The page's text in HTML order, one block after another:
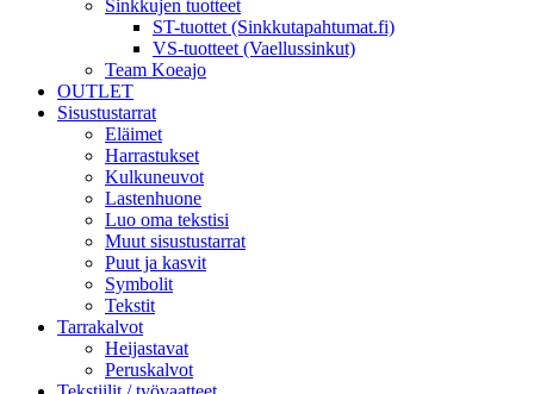
Sinkkujen tuotteet
ST-tuottet (Sinkkutapahtumat.fi)
VS-tuotteet (Vaellussinkut)
Team Koeajo
OUTLET
Sisustustarrat
Eläimet
Harrastukset
Kulkuneuvot
Lastenhuone
Luo oma tekstisi
Muut sisustustarrat
Puut ja kasvit
Symbolit
Tekstit
Tarrakalvot
Heijastavat
Peruskalvot